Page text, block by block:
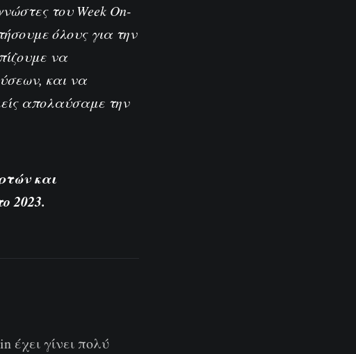
του Week On-
όλους για την
να
και να
απολαύσαμε την
και
2023.
γίνει πολύ